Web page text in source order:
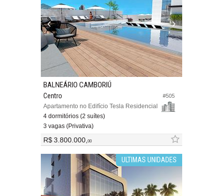
#505
BALNEÁRIO CAMBORIÚ
Centro
Apartamento no Edifício Tesla Residencial
4 dormitórios (2 suítes)
3 vagas (Privativa)
R$ 3.800.000,00
ULTIMAS UNIDADES